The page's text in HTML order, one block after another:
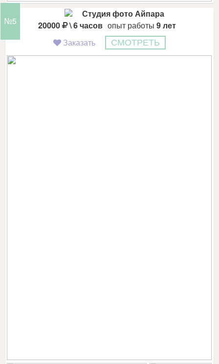
№5
Студия фото Айпара
20000
\ 6 часов опыт работы 9 лет
Заказать
СМОТРЕТЬ